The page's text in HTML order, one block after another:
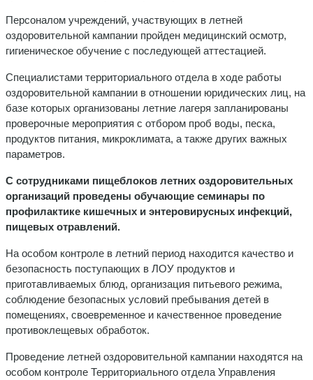
Персоналом учреждений, участвующих в летней
оздоровительной кампании пройден медицинский осмотр,
гигиеническое обучение с последующей аттестацией.
Специалистами территориального отдела в ходе работы
оздоровительной кампании в отношении юридических лиц, на
базе которых организованы летние лагеря запланированы
проверочные мероприятия с отбором проб воды, песка,
продуктов питания, микроклимата, а также других важных
параметров.
С сотрудниками пищеблоков летних оздоровительных
организаций проведены обучающие семинары по
профилактике кишечных и энтеровирусных инфекций,
пищевых отравлений.
На особом контроле в летний период находится качество и
безопасность поступающих в ЛОУ продуктов и
приготавливаемых блюд, организация питьевого режима,
соблюдение безопасных условий пребывания детей в
помещениях, своевременное и качественное проведение
противоклещевых обработок.
Проведение летней оздоровительной кампании находятся на
особом контроле Территориального отдела Управления